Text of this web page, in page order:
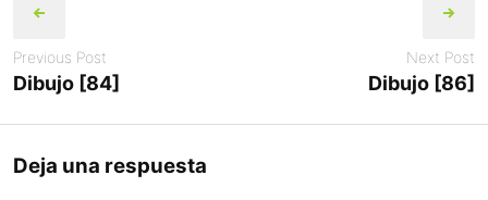
navigation
Previous Post
Dibujo [84]
Next Post
Dibujo [86]
Deja una respuesta